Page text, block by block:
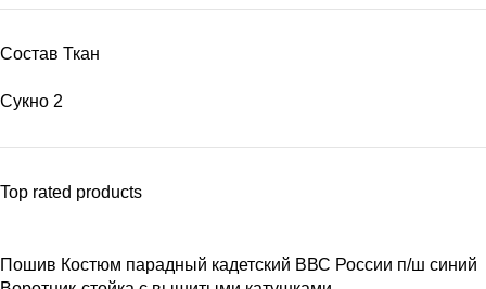
Состав Ткан
Сукно 2
Top rated products
Пошив Костюм парадный кадетский ВВС России п/ш синий